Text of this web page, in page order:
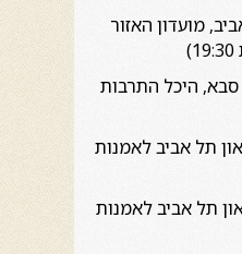
תל אביב, מועדון האזור
כפר סבא, היכל התרבות
מוזיאון תל אביב לאמנות
מוזיאון תל אביב לאמנות